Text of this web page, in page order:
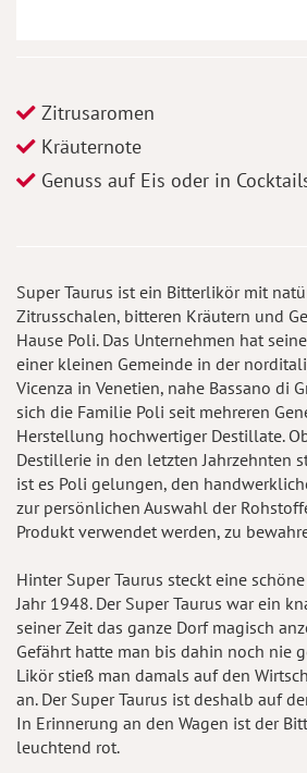
Zitrusaromen
Kräuternote
Genuss auf Eis oder in
Super Taurus ist ein Bitterlikör mit
Zitrusschalen, bitteren Kräutern und
Hause Poli. Das Unternehmen hat
einer kleinen Gemeinde in der
Vicenza in Venetien, nahe Bassano di
sich die Familie Poli seit mehreren
Herstellung hochwertiger Destillate.
Destillerie in den letzten Jahrzehnten
ist es Poli gelungen, den
zur persönlichen Auswahl der
Produkt verwendet werden, zu
Hinter Super Taurus steckt eine
Jahr 1948. Der Super Taurus war ein
seiner Zeit das ganze Dorf magisch
Gefährt hatte man bis dahin noch nie
Likör stieß man damals auf den
an. Der Super Taurus ist deshalb auf
In Erinnerung an den Wagen ist der
leuchtend rot.